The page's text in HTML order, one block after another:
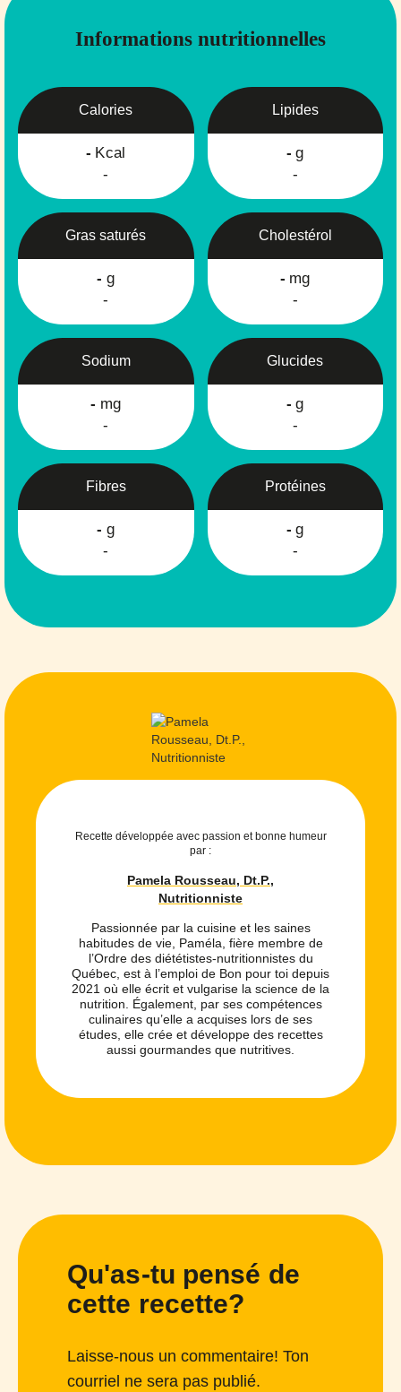
Informations nutritionnelles
Calories
- Kcal
-
Lipides
- g
-
Gras saturés
- g
-
Cholestérol
- mg
-
Sodium
- mg
-
Glucides
- g
-
Fibres
- g
-
Protéines
- g
-
Recette développée avec passion et bonne humeur
par :
Pamela Rousseau, Dt.P.,
Nutritionniste
Passionnée par la cuisine et les saines
habitudes de vie, Paméla, fière membre de
l’Ordre des diététistes-nutritionnistes du
Québec, est à l’emploi de Bon pour toi depuis
2021 où elle écrit et vulgarise la science de la
nutrition. Également, par ses compétences
culinaires qu’elle a acquises lors de ses
études, elle crée et développe des recettes
aussi gourmandes que nutritives.
Qu'as-tu pensé de
cette recette?
Laisse-nous un commentaire! Ton
courriel ne sera pas publié.